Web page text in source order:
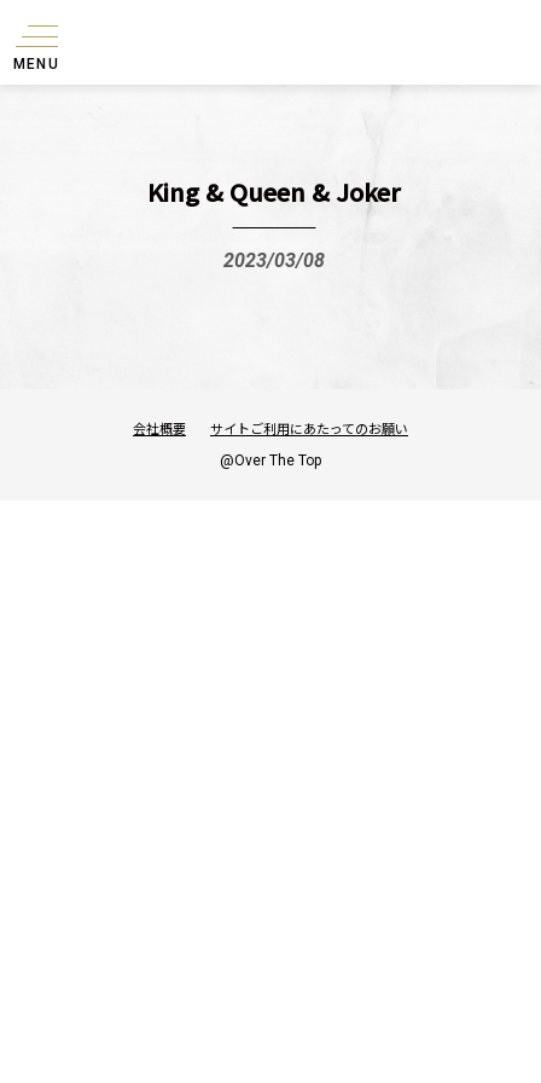
MENU
King & Queen & Joker
2023/03/08
会社概要 サイトご利用にあたってのお願い
@Over The Top